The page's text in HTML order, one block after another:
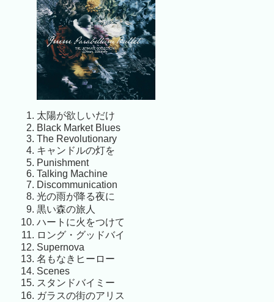
太陽が欲しいだけ
Black Market Blues
The Revolutionary
キャンドルの灯を
Punishment
Talking Machine
Discommunication
光の雨が降る夜に
黒い森の旅人
ハートに火をつけて
ロング・グッドバイ
Supernova
名もなきヒーロー
Scenes
スタンドバイミー
ガラスの街のアリス